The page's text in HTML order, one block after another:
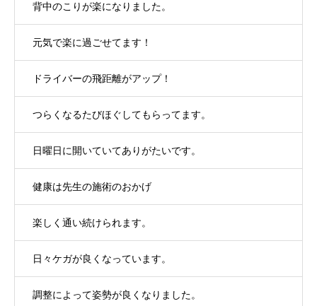
背中のこりが楽になりました。
元気で楽に過ごせてます！
ドライバーの飛距離がアップ！
つらくなるたびほぐしてもらってます。
日曜日に開いていてありがたいです。
健康は先生の施術のおかげ
楽しく通い続けられます。
日々ケガが良くなっています。
調整によって姿勢が良くなりました。